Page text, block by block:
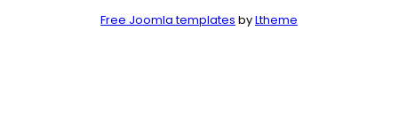
Free Joomla templates byLtheme